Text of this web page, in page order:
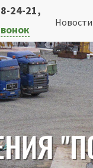
24-21,
Новости